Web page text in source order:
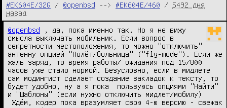
#EK604E/32G
/ @openbsd --> #EK604E/460 / 5492 дня
назад
@openbsd , да, пока именно так. Но я не вижу
смысла выключать мобильник. Если вопрос в
секретности местоположения, то можно "отключить"
антенну опцией "Полёт/больница" ("fly-mode"). Если же
жаль заряд, то время работы/ ожидания под 15/800
часов уже стало нормой. Безусловно, если в мидлете
сам модингист сделает создание закладок к тексту, то
будет удобно, ну а я пока  пользуюсь опциями "Найти"
и "Шаблоны" (если нужно отключить мидлет/мобилу)